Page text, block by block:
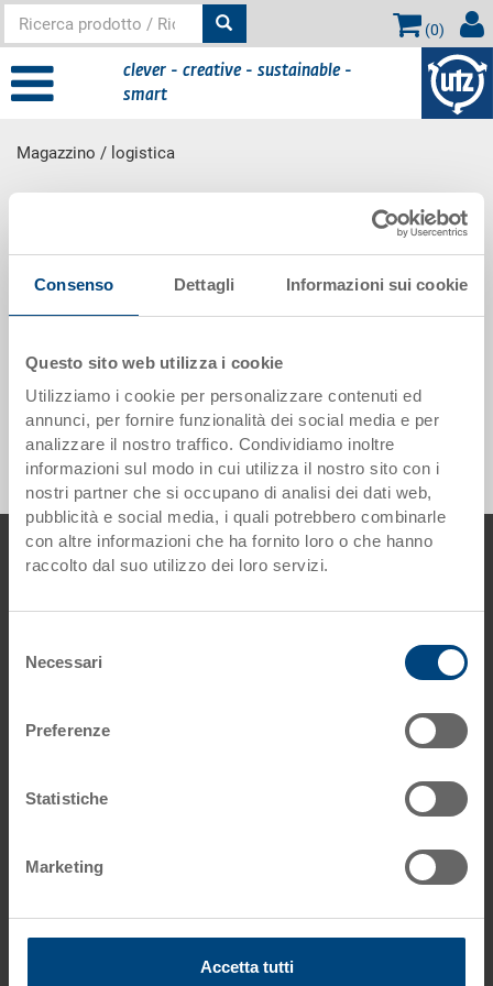
Consenso Dettagli Informazioni sui cookie
Questo sito web utilizza i cookie
Utilizziamo i cookie per personalizzare contenuti ed
annunci, per fornire funzionalità dei social media e per
analizzare il nostro traffico. Condividiamo inoltre
informazioni sul modo in cui utilizza il nostro sito con i
nostri partner che si occupano di analisi dei dati web,
pubblicità e social media, i quali potrebbero combinarle
con altre informazioni che ha fornito loro o che hanno
raccolto dal suo utilizzo dei loro servizi.
delNecessari
Preferenze
Statistiche
Marketing
Accetta tutti
(0)
clever - creative - sustainable -
smart
Magazzino / logistica
contenuto principale
Magazzino / logistica
Tutti i prodotti Utz sono adatti all'utilizzo nello
piè di pagine
Contattaci
Svizzera
Condizioni generali
Protezione dati
Impostazioni dei cookie